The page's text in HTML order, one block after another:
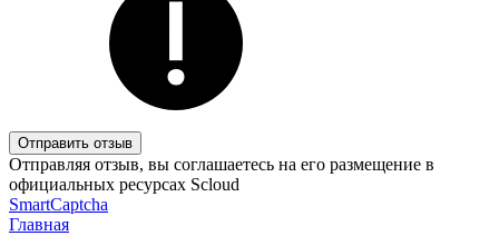
Отправить отзыв
Отправляя отзыв, вы соглашаетесь на его размещение в
официальных ресурсах Scloud
SmartCaptcha
Главная